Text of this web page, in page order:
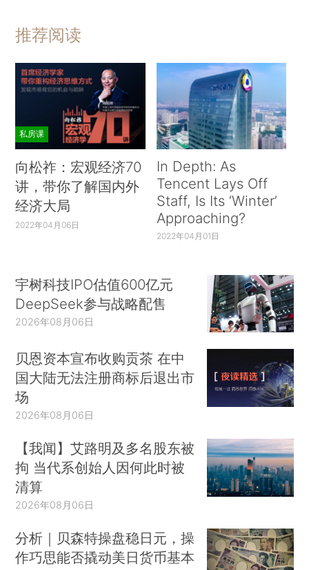
推荐阅读
私房课
向松祚：宏观经济70
讲，带你了解国内外
经济大局
2022年04月06日
In Depth: As
Tencent Lays Off
Staff, Is Its ‘Winter’
Approaching?
2022年04月01日
宇树科技IPO估值600亿元
DeepSeek参与战略配售
2026年08月06日
贝恩资本宣布收购贡茶 在中
国大陆无法注册商标后退出市
场
2026年08月06日
【我闻】艾路明及多名股东被
拘 当代系创始人因何此时被
清算
2026年08月06日
分析｜贝森特操盘稳日元，操
作巧思能否撬动美日货币基本